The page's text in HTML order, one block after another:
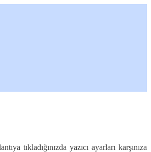
tıkladığınızda yazıcı ayarları karşınıza